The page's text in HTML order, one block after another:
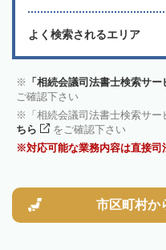
よく検索されるエリア
「相続会議司法書士検索サ
ご確認下さい
「相続会議司法書士検索サ
ちら
をご確認下さい
対応可能な業務内容は直接
市区町村か